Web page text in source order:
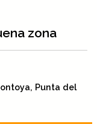
zona
Punta del